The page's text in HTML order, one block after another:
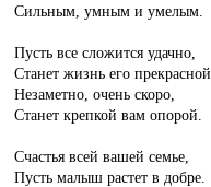
Сильным, умным и умелым.
Пусть все сложится удачно,
Станет жизнь его прекрасной.
Незаметно, очень скоро,
Станет крепкой вам опорой.
Счастья всей вашей семье,
Пусть малыш растет в добре.